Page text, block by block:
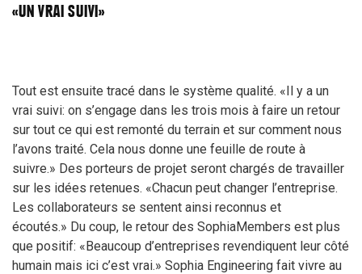
«UN VRAI SUIVI»
Tout est ensuite tracé dans le système qualité. «Il y a un
vrai suivi: on s’engage dans les trois mois à faire un retour
sur tout ce qui est remonté du terrain et sur comment nous
l’avons traité. Cela nous donne une feuille de route à
suivre.» Des porteurs de projet seront chargés de travailler
sur les idées retenues. «Chacun peut changer l’entreprise.
Les collaborateurs se sentent ainsi reconnus et
écoutés.» Du coup, le retour des SophiaMembers est plus
que positif: «Beaucoup d’entreprises revendiquent leur côté
humain mais ici c’est vrai.» Sophia Engineering fait vivre au